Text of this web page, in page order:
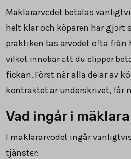
Mäklararvodet betalas
helt klar och köparen har gjort
praktiken tas arvodet ofta från
vilket innebär att du slipper
fickan. Först när alla delar av
kontraktet är underskrivet, får
Vad ingår i
I mäklararvodet ingår
tjänster: